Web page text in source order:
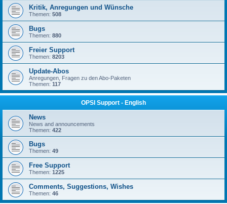
Kritik, Anregungen und Wünsche
Themen: 508
Bugs
Themen: 880
Freier Support
Themen: 8203
Update-Abos
Anregungen, Fragen zu den Abo-Paketen
Themen: 117
OPSI Support - English
News
News and announcements
Themen: 422
Bugs
Themen: 49
Free Support
Themen: 1225
Comments, Suggestions, Wishes
Themen: 46